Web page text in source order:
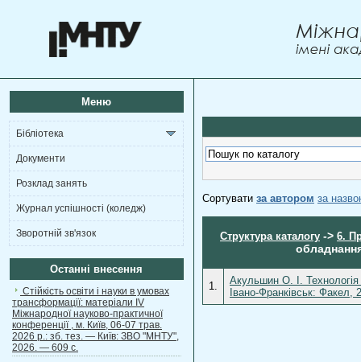
Меню
Бібліотека
Документи
Розклад занять
Журнал успішності (коледж)
Зворотній зв'язок
Останні внесення
Стійкість освіти і науки в умовах
трансформації: матеріали ІV
Міжнародної науково-практичної
конференції , м. Київ, 06-07 трав.
2026 р.: зб. тез. — Київ: ЗВО "МНТУ",
2026. — 609 с.
Сортувати за автором за
Структура каталогу -> 6.
1.
Акульшин О. І. Технологія
Івано-Франківськ: